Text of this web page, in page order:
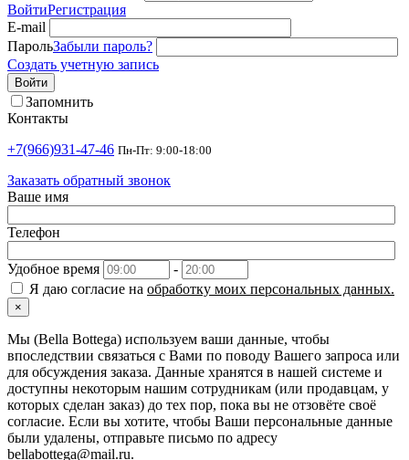
ВойтиРегистрация
E-mail
ПарольЗабыли пароль?
Создать учетную запись
Войти
Запомнить
Контакты
+7(966)931-47-46 Пн-Пт: 9:00-18:00
Заказать обратный звонок
Ваше имя
Телефон
Удобное время
-
Я даю согласие на обработку моих персональных данных.
×
Мы (Bella Bottega) используем ваши данные, чтобы
впоследствии связаться с Вами по поводу Вашего запроса или
для обсуждения заказа. Данные хранятся в нашей системе и
доступны некоторым нашим сотрудникам (или продавцам, у
которых сделан заказ) до тех пор, пока вы не отзовёте своё
согласие. Если вы хотите, чтобы Ваши персональные данные
были удалены, отправьте письмо по адресу
bellabottega@mail.ru.